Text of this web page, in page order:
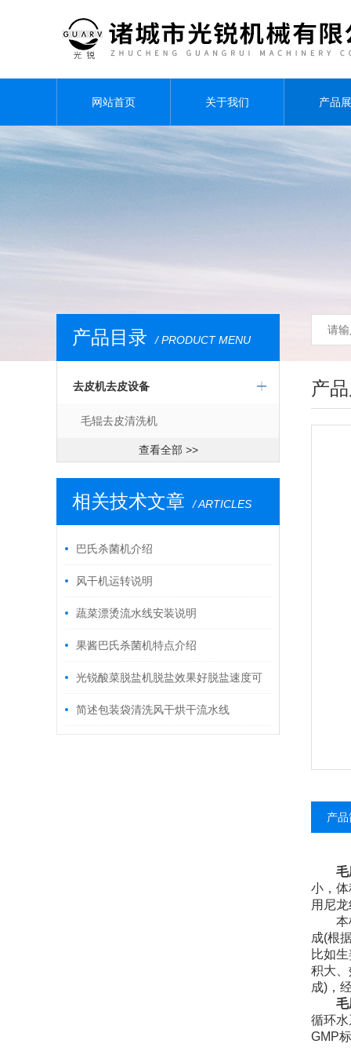
网站首页 关于我们 产品
产品目录 / PRODUCT MENU
去皮机去皮设备
毛辊去皮清洗机
查看全部 >>
相关技术文章 / ARTICLES
巴氏杀菌机介绍
风干机运转说明
蔬菜漂烫流水线安装说明
果酱巴氏杀菌机特点介绍
光锐酸菜脱盐机脱盐效果好脱盐速度可
调不锈钢材质
简述包装袋清洗风干烘干流水线
产
产
毛
小，
用尼
本机
成(根
比如
积大
成)，
毛
循环
GMP